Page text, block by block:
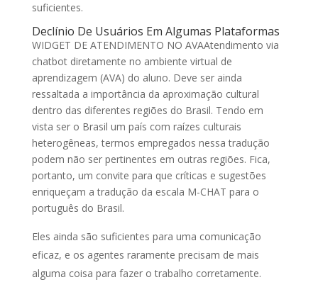
suficientes.
Declínio De Usuários Em Algumas Plataformas
WIDGET DE ATENDIMENTO NO AVAAtendimento via
chatbot diretamente no ambiente virtual de
aprendizagem (AVA) do aluno. Deve ser ainda
ressaltada a importância da aproximação cultural
dentro das diferentes regiões do Brasil. Tendo em
vista ser o Brasil um país com raízes culturais
heterogêneas, termos empregados nessa tradução
podem não ser pertinentes em outras regiões. Fica,
portanto, um convite para que críticas e sugestões
enriqueçam a tradução da escala M-CHAT para o
português do Brasil.
Eles ainda são suficientes para uma comunicação
eficaz, e os agentes raramente precisam de mais
alguma coisa para fazer o trabalho corretamente.